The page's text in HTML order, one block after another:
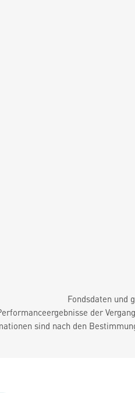
Fondsdaten und
der
sind nach den